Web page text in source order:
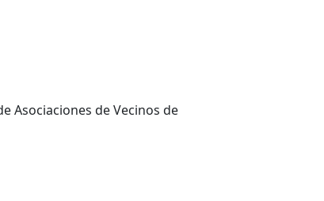
Asociaciones de Vecinos de